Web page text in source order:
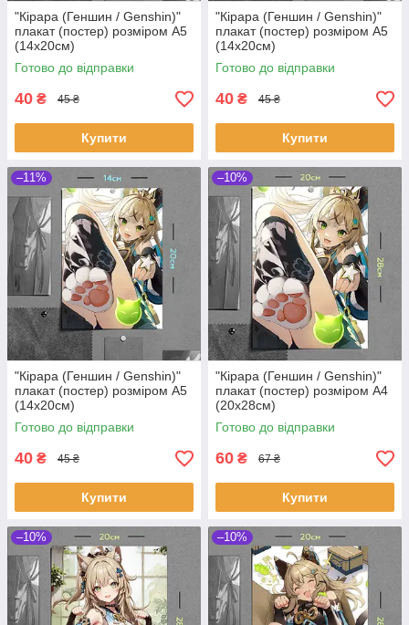
"Кірара (Геншин / Genshin)"
плакат (постер) розміром А5
(14х20см)
Готово до відправки
40 ₴ 45 ₴
Купити
"Кірара (Геншин / Genshin)"
плакат (постер) розміром А5
(14х20см)
Готово до відправки
40 ₴ 45 ₴
Купити
–11%
"Кірара (Геншин / Genshin)"
плакат (постер) розміром А5
(14х20см)
Готово до відправки
40 ₴ 45 ₴
Купити
–10%
"Кірара (Геншин / Genshin)"
плакат (постер) розміром А4
(20х28см)
Готово до відправки
60 ₴ 67 ₴
Купити
–10% –10%